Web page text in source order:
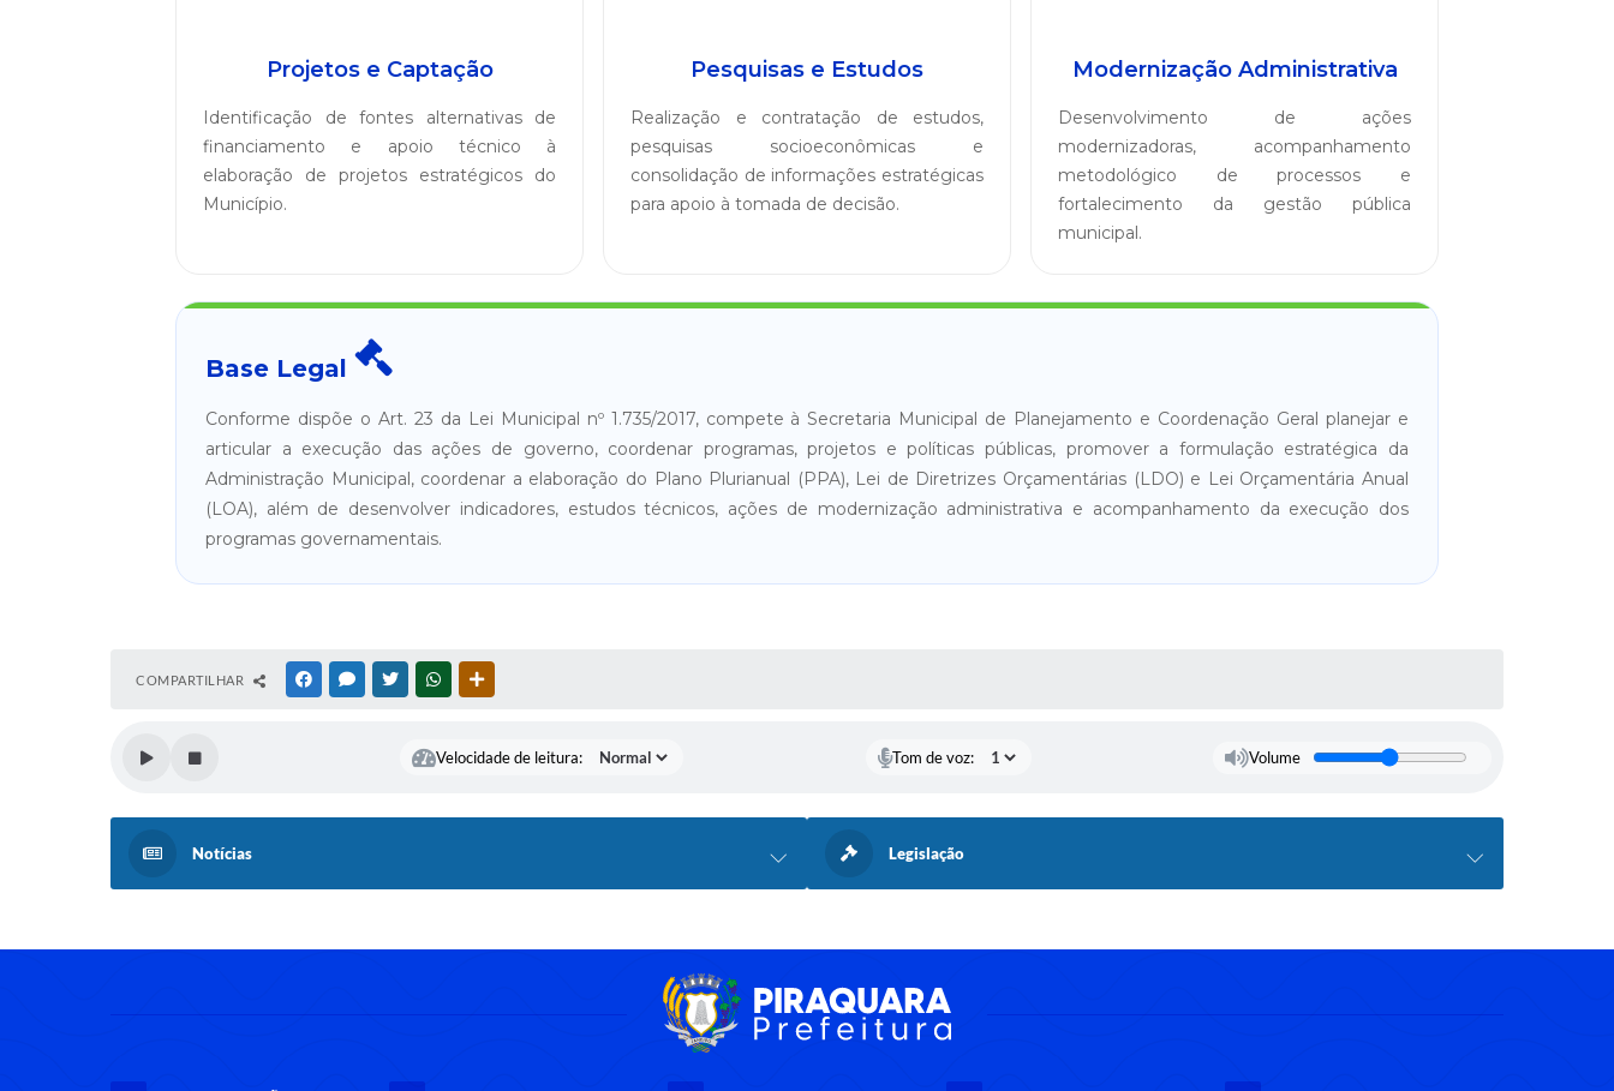
Projetos e Captação
Identificação de fontes alternativas de
financiamento e apoio técnico à
elaboração de projetos estratégicos do
Município.
Pesquisas e Estudos
Realização e contratação de estudos,
pesquisas socioeconômicas e
consolidação de informações estratégicas
para apoio à tomada de decisão.
Modernização Administrativa
Desenvolvimento de ações
modernizadoras, acompanhamento
metodológico de processos e
fortalecimento da gestão pública
municipal.
Base Legal
Conforme dispõe o Art. 23 da Lei Municipal nº 1.735/2017, compete à Secretaria Municipal de Planejamento e Coordenação Geral planejar e
articular a execução das ações de governo, coordenar programas, projetos e políticas públicas, promover a formulação estratégica da
Administração Municipal, coordenar a elaboração do Plano Plurianual (PPA), Lei de Diretrizes Orçamentárias (LDO) e Lei Orçamentária Anual
(LOA), além de desenvolver indicadores, estudos técnicos, ações de modernização administrativa e acompanhamento da execução dos
programas governamentais.
COMPARTILHAR FACEBOOKMESSENGER
TWITTERWHATSAPP
Velocidade de leitura: Tom de voz: Volume
Notícias Legislação